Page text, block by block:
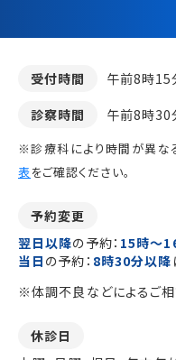
受付時間
午前8時
診察時間
午前8時30
※診療科により時間が異な
表をご確認ください。
予約変更
翌日以降の予約： 15時～
当日 の予約： 8時30分以降
※体調不良などによるご相
休診日